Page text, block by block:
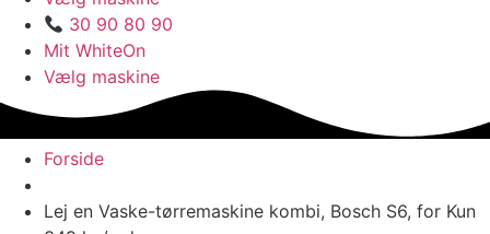
30 90 80 90
Mit WhiteOn
Vælg maskine
Forside
Lej en Vaske-tørremaskine kombi, Bosch S6, for Kun